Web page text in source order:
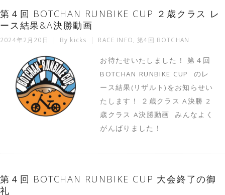
第４回 BOTCHAN RUNBIKE CUP ２歳クラス レ
ース結果&A決勝動画
2024年2月20日 By kicks RACE INFO ,第4回 BOTCHAN
お待たせいたしました！ 第４回
BOTCHAN RUNBIKE CUP のレ
ース結果(リザルト)をお知らせい
たします！ ２歳クラス A決勝 2
歳クラス A決勝動画 みんなよく
がんばりました！
第４回 BOTCHAN RUNBIKE CUP 大会終了の御
礼